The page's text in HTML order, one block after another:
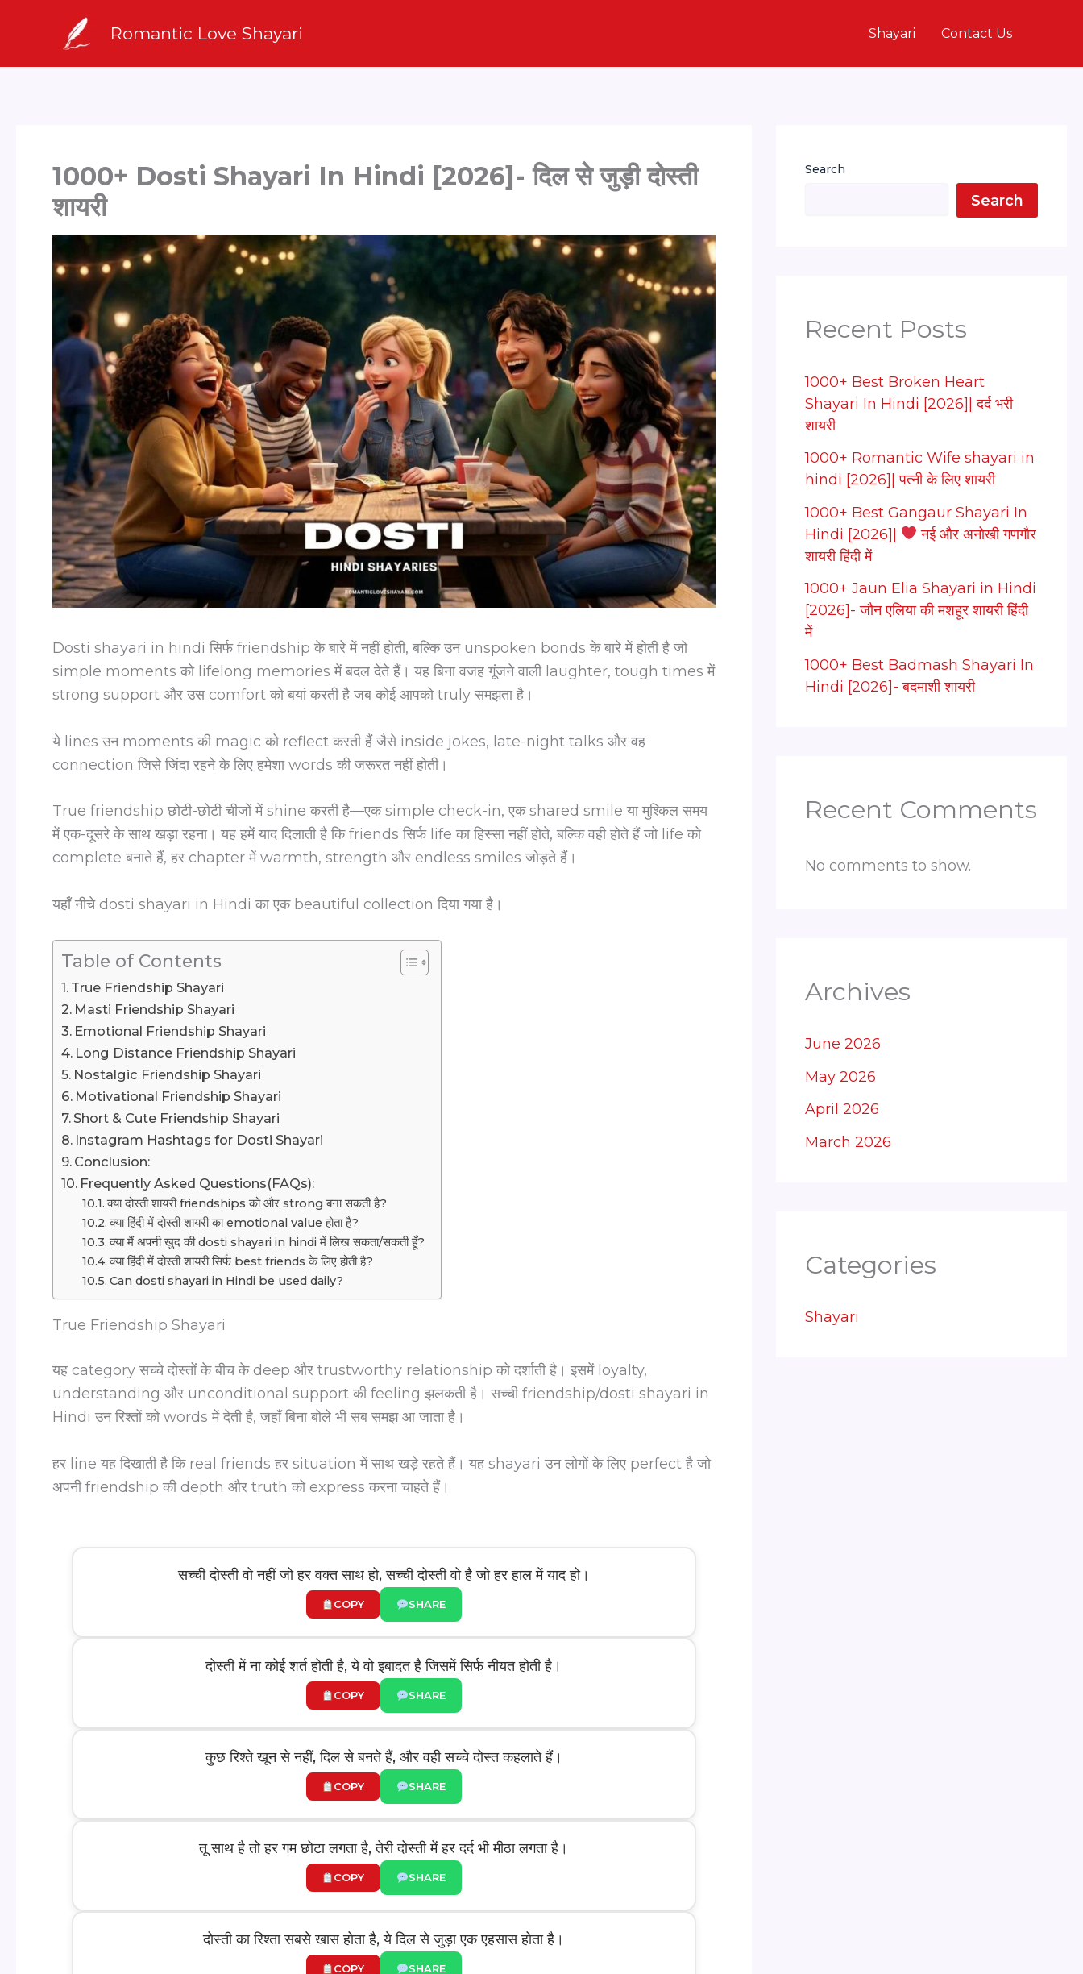
Romantic Love Shayari Shayari Contact Us
1000+ Dosti Shayari In Hindi [2026]- दिल से जुड़ी दोस्ती
शायरी
Dosti shayari in hindi सिर्फ friendship के बारे में नहीं होती, बल्कि उन unspoken bonds के बारे में होती है जो
simple moments को lifelong memories में बदल देते हैं। यह बिना वजह गूंजने वाली laughter, tough times में
strong support और उस comfort को बयां करती है जब कोई आपको truly समझता है।
ये lines उन moments की magic को reflect करती हैं जैसे inside jokes, late-night talks और वह
connection जिसे जिंदा रहने के लिए हमेशा words की जरूरत नहीं होती।
True friendship छोटी-छोटी चीजों में shine करती है—एक simple check-in, एक shared smile या मुश्किल समय
में एक-दूसरे के साथ खड़ा रहना। यह हमें याद दिलाती है कि friends सिर्फ life का हिस्सा नहीं होते, बल्कि वही होते हैं जो life को
complete बनाते हैं, हर chapter में warmth, strength और endless smiles जोड़ते हैं।
यहाँ नीचे dosti shayari in Hindi का एक beautiful collection दिया गया है।
Table of Contents
True Friendship Shayari
Masti Friendship Shayari
Emotional Friendship Shayari
Long Distance Friendship Shayari
Nostalgic Friendship Shayari
Motivational Friendship Shayari
Short & Cute Friendship Shayari
Instagram Hashtags for Dosti Shayari
Conclusion:
Frequently Asked Questions(FAQs):
क्या दोस्ती शायरी friendships को और strong बना सकती है?
क्या हिंदी में दोस्ती शायरी का emotional value होता है?
क्या मैं अपनी खुद की dosti shayari in hindi में लिख सकता/सकती हूँ?
क्या हिंदी में दोस्ती शायरी सिर्फ best friends के लिए होती है?
Can dosti shayari in Hindi be used daily?
True Friendship Shayari
यह category सच्चे दोस्तों के बीच के deep और trustworthy relationship को दर्शाती है। इसमें loyalty,
understanding और unconditional support की feeling झलकती है। सच्ची friendship/dosti shayari in
Hindi उन रिश्तों को words में देती है, जहाँ बिना बोले भी सब समझ आ जाता है।
हर line यह दिखाती है कि real friends हर situation में साथ खड़े रहते हैं। यह shayari उन लोगों के लिए perfect है जो
अपनी friendship की depth और truth को express करना चाहते हैं।
सच्ची दोस्ती वो नहीं जो हर वक्त साथ हो, सच्ची दोस्ती वो है जो हर हाल में याद हो।
COPY SHARE
दोस्ती में ना कोई शर्त होती है, ये वो इबादत है जिसमें सिर्फ नीयत होती है।
COPY SHARE
कुछ रिश्ते खून से नहीं, दिल से बनते हैं, और वही सच्चे दोस्त कहलाते हैं।
COPY SHARE
तू साथ है तो हर गम छोटा लगता है, तेरी दोस्ती में हर दर्द भी मीठा लगता है।
COPY SHARE
दोस्ती का रिश्ता सबसे खास होता है, ये दिल से जुड़ा एक एहसास होता है।
COPY SHARE
Search
Search
Recent Posts
1000+ Best Broken Heart
Shayari In Hindi [2026]| दर्द भरी
शायरी
1000+ Romantic Wife shayari in
hindi [2026]| पत्नी के लिए शायरी
1000+ Best Gangaur Shayari In
Hindi [2026]|
नई और अनोखी गणगौर
शायरी हिंदी में
1000+ Jaun Elia Shayari in Hindi
[2026]- जौन एलिया की मशहूर शायरी हिंदी
में
1000+ Best Badmash Shayari In
Hindi [2026]- बदमाशी शायरी
Recent Comments
No comments to show.
Archives
June 2026
May 2026
April 2026
March 2026
Categories
Shayari